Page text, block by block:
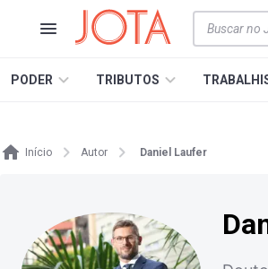
PODER TRIBUTOS
Início Autor Daniel Laufer